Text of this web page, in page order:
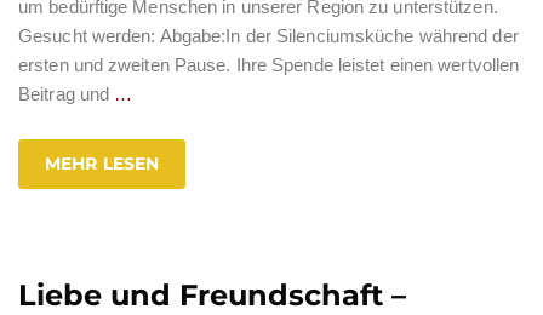
um bedürftige Menschen in unserer Region zu unterstützen.
Gesucht werden: Abgabe:In der Silenciumsküche während der
ersten und zweiten Pause. Ihre Spende leistet einen wertvollen
Beitrag und …
MEHR LESEN
Liebe und Freundschaft –